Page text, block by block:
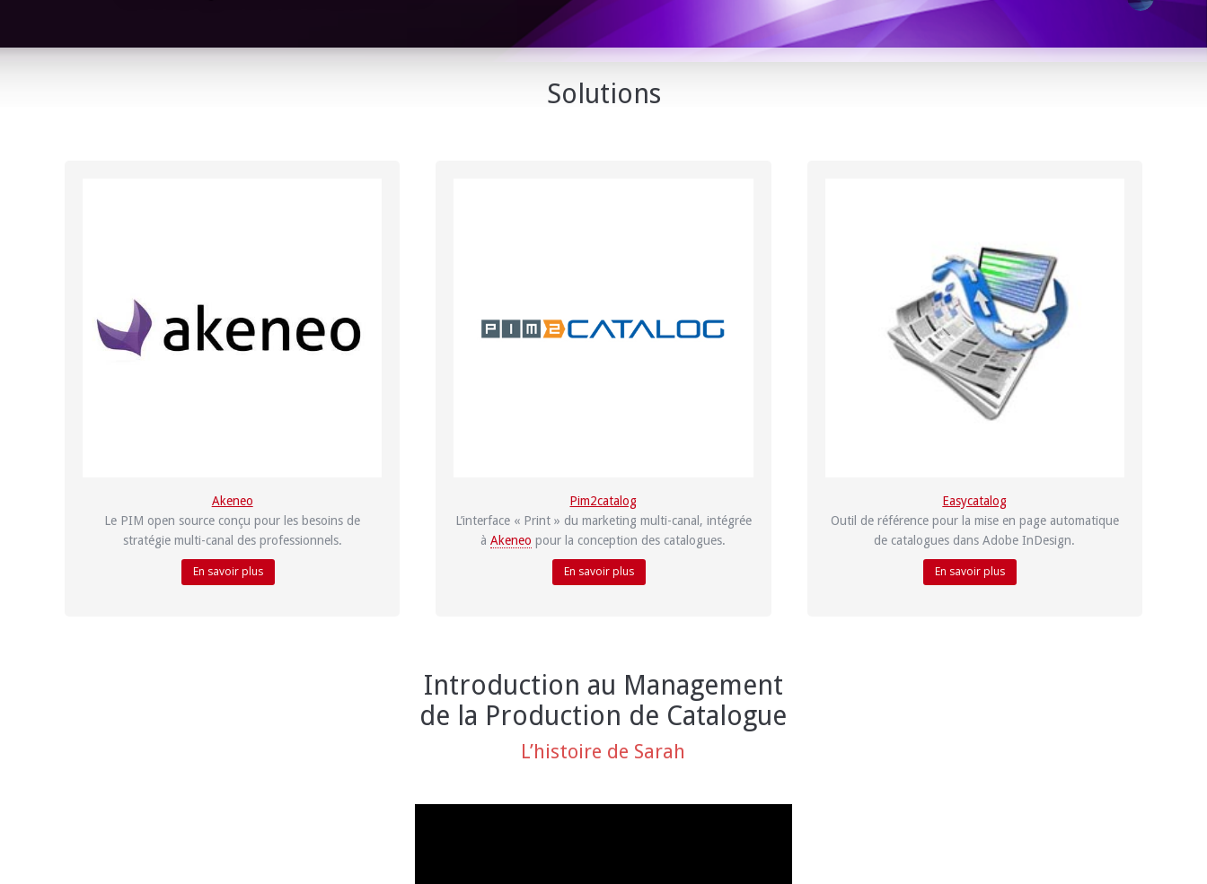
Solutions
Akeneo
Le PIM open source conçu pour les besoins de
stratégie multi-canal des professionnels.
En savoir plus
Pim2catalog
L’interface « Print » du marketing multi-canal, intégrée
àAkeneo pour la conception des catalogues.
En savoir plus
Easycatalog
Outil de référence pour la mise en page automatique
de catalogues dans Adobe InDesign.
En savoir plus
Introduction au Management
de la Production de Catalogue
L’histoire de Sarah